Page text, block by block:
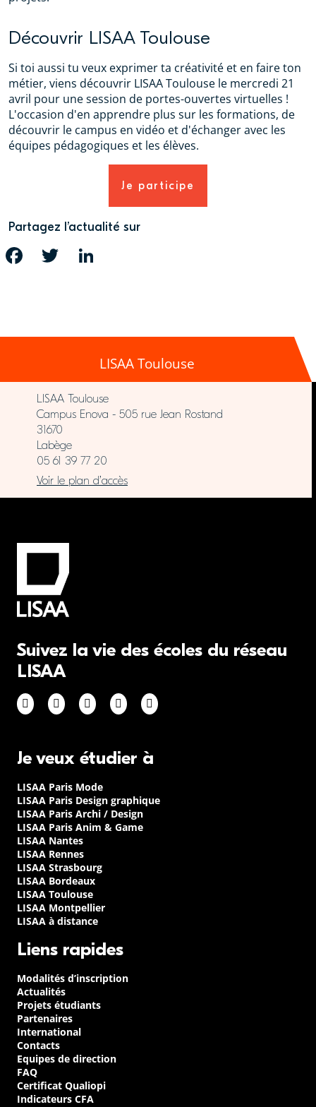
Découvrir LISAA Toulouse
Si toi aussi tu veux exprimer ta créativité et en faire ton
métier, viens découvrir LISAA Toulouse le mercredi 21
avril pour une session de portes-ouvertes virtuelles !
L'occasion d'en apprendre plus sur les formations, de
découvrir le campus en vidéo et d'échanger avec les
équipes pédagogiques et les élèves.
Je participe
Partagez l’actualité sur
FACEBOOK TWITTER
LISAA Toulouse
LISAA Toulouse
Campus Enova - 505 rue Jean Rostand
31670
Labège
05 61 39 77 20
Voir le plan d’accès
Suivez la vie des écoles du réseau
LISAA
Je veux étudier à
LISAA Paris Mode
LISAA Paris Design graphique
LISAA Paris Archi / Design
LISAA Paris Anim & Game
LISAA Nantes
LISAA Rennes
LISAA Strasbourg
LISAA Bordeaux
LISAA Toulouse
LISAA Montpellier
LISAA à distance
Liens rapides
Modalités d’inscription
Actualités
Projets étudiants
Partenaires
International
Contacts
Equipes de direction
FAQ
Certificat Qualiopi
Indicateurs CFA